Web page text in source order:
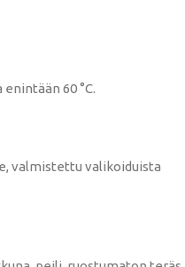
60 °C.
valmistettu valikoiduista